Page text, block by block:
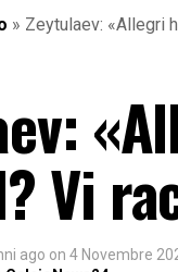
» Zeytulaev: «Allegri
Vi
ago on 4 Novembre